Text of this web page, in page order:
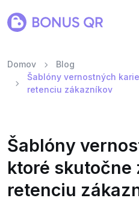
Domov
Blog
Šablóny vernostných
retenciu zákazníkov
Šablóny
ktoré skutočne
retenciu